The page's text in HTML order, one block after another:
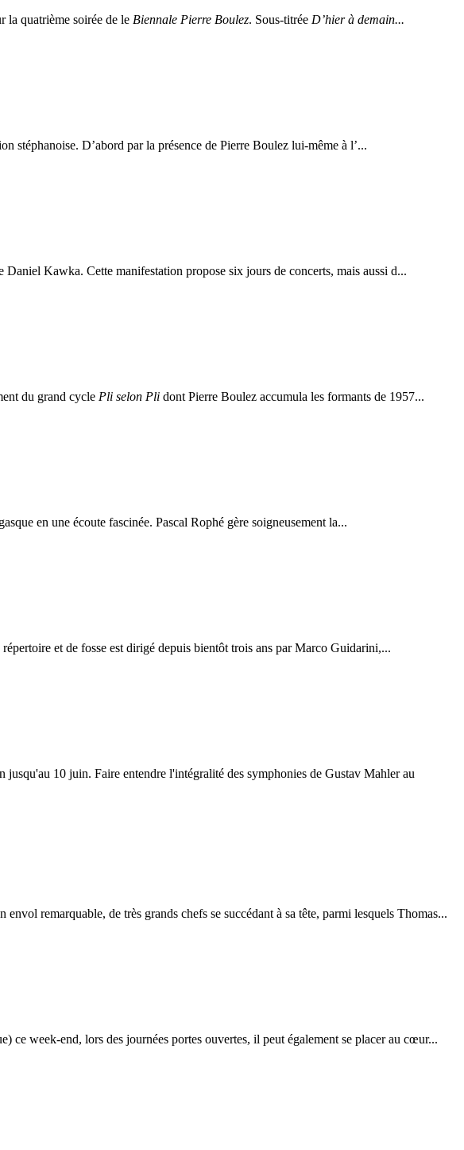
la quatrième soirée de le Biennale Pierre Boulez. Sous-titrée D’hier à demain...
stéphanoise. D’abord par la présence de Pierre Boulez lui-même à l’...
Daniel Kawka. Cette manifestation propose six jours de concerts, mais aussi d...
du grand cycle Pli selon Pli dont Pierre Boulez accumula les formants de 1957...
en une écoute fascinée. Pascal Rophé gère soigneusement la...
et de fosse est dirigé depuis bientôt trois ans par Marco Guidarini,...
10 juin. Faire entendre l'intégralité des symphonies de Gustav Mahler au
remarquable, de très grands chefs se succédant à sa tête, parmi lesquels Thomas...
week-end, lors des journées portes ouvertes, il peut également se placer au cœur...